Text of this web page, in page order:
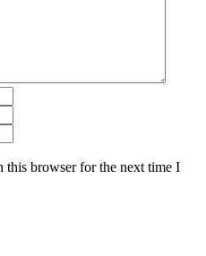
this browser for the next time I